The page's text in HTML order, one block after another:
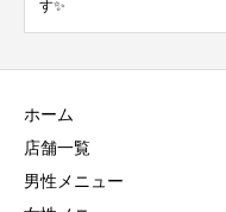
ホーム
店舗一覧
男性メニュー